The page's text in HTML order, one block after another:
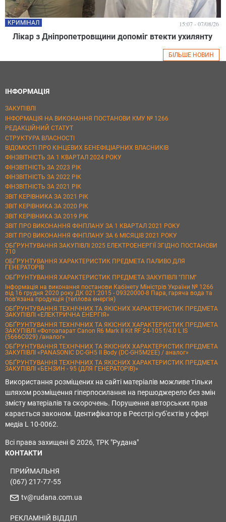
Лікар з Дніпропетровщини допоміг втекти ухилянту
КРИМІНАЛ 15:07 - 07/08/26
БІЛЬШЕ НОВИН
ІНФОРМАЦІЯ
ЗАКУПІВЛІ
ІНФОРМАЦІЯ НА ВИКОНАННЯ ПОСТАНОВИ КМУ № 1266
РЕДАКЦІЙНИЙ СТАТУТ
СТРУКТУРА ВЛАСНОСТІ
ВІДОМОСТІ ПРО КІНЦЕВИХ БЕНЕФІЦІАРНИХ ВЛАСНИКІВ
ФІНЗВІТНІСТЬ ЗА 1 КВАРТАЛ 2024 РОКУ
ФІНЗВІТНІСТЬ ЗА 2023 РІК
ФІНЗВІТНІСТЬ ЗА 2022 РІК
ФІНЗВІТНІСТЬ ЗА 2021 РІК
ЗВІТ КЕРІВНИКА ЗА 2021 РІК
ЗВІТ КЕРІВНИКА ЗА 2020 РІК
ЗВІТ КЕРІВНИКА ЗА 2019 РІК
ЗВІТ ПРО ВИКОНАННЯ ФІНПЛАНУ ЗА 1 КВАРТАЛ 2021 РОКУ
ЗВІТ ПРО ВИКОНАННЯ ФІНПЛАНУ ЗА 6 МІСЯЦІВ 2021 РОКУ
ОБҐРУНТУВАННЯ ЗАКУПІВЛІ 2025 ЕЛЕКТРОЕНЕРГІЇ ЗГІДНО ПОСТАНОВИ
710
ОБҐРУНТУВАННЯ ХАРАКТЕРИСТИК ПРЕДМЕТА ПАЛИВО ДЛЯ
ГЕНЕРАТОРІВ
ОБҐРУНТУВАННЯ ХАРАКТЕРИСТИК ПРЕДМЕТА ЗАКУПІВЛІ "ППМ"
Інформація на виконання постанови Кабінету Міністрів України № 1266
від 16 грудня 2020 року ДК 021:2015 - 09320000-8 Пара, гаряча вода та
пов’язана продукція (теплова енергія)
ОБҐРУНТУВАННЯ ТЕХНІЧНИХ ТА ЯКІСНИХ ХАРАКТЕРИСТИК ПРЕДМЕТА
ЗАКУПІВЛІ «ЕЛЕКТРИЧНА ЕНЕРГІЯ»
ОБҐРУНТУВАННЯ ТЕХНІЧНИХ ТА ЯКІСНИХ ХАРАКТЕРИСТИК ПРЕДМЕТА
ЗАКУПІВЛІ «Фотоапарат Canon R6 Mark II Kit RF 24-105 f/4.0 L IS
(5666C029) /аналог»
ОБҐРУНТУВАННЯ ТЕХНІЧНИХ ТА ЯКІСНИХ ХАРАКТЕРИСТИК ПРЕДМЕТА
ЗАКУПІВЛІ «PANASONIC DC-GH5 II Body (DC-GH5M2EE) / аналог»
ОБҐРУНТУВАННЯ ТЕХНІЧНИХ ТА ЯКІСНИХ ХАРАКТЕРИСТИК ПРЕДМЕТА
ЗАКУПІВЛІ «БЕНЗИН - 95 (ДЛЯ ГЕНЕРАТОРІВ)»
Використання розміщених на сайті матеріалів можливе тільки
шляхом розміщення гіперпосилання на першоджерело без змін
змісту матеріалів та скорочень. Порушення авторських прав
карається законом. Ідентифікатор в Реєстрі суб'єктів у сфері
медіа L 10-0062.
Всі права захищені © 2026, ТРК "Рудана"
КОНТАКТИ
ПРИЙМАЛЬНЯ
(067) 217-77-55
tv@rudana.com.ua
РЕКЛАМНІЙ ВІДДІЛ